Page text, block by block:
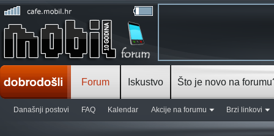
Forum
Današnji postovi FAQ Kalendar Akcije na forumu Brzi linkovi
Iskustvo Što je novo na